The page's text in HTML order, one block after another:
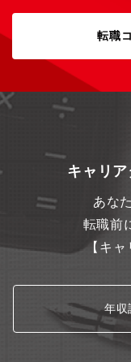
転職
キャリ
あな
転職前
【キャ
年収